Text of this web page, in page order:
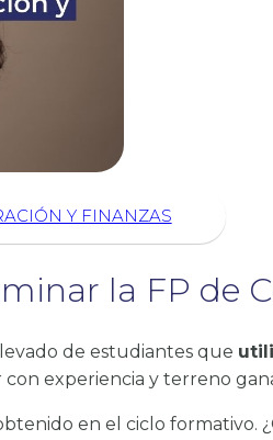
Y FINANZAS
la FP de
de estudiantes que
con experiencia y terreno
en el ciclo formativo.